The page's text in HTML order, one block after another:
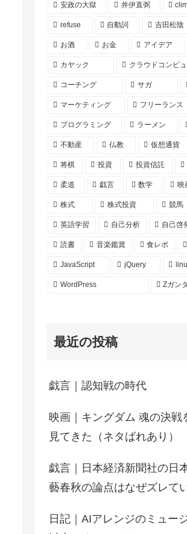
安政の大獄 井伊直弼
refuse 自動詞 吉田松陰
お酒 お金 アイデア
カヤック クラウドコンピ
コーチング サガ
マーケティング フリーランス
プログラミング ラーメン
不動産 仏教 仮想通貨
将棋 投資 投資信託
柔道 戯言 数学 映
株式 株式投資 競馬
英語学習 自己分析 自己啓
読書 音楽鑑賞 食レポ
JavaScript jQuery
WordPress Zガン
最近の投稿
戯言｜認知戦の時代
映画｜キングダム 魂の決戦
見てきた（ネタばれあり）
戯言｜日本経済新聞社の日
藝春秋の論点はなぜズレて
日記｜AIアレンジのミュー